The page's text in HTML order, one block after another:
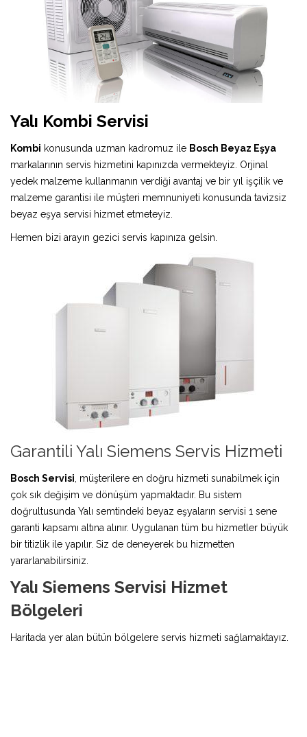
Yalı Kombi Servisi
Kombi konusunda uzman kadromuz ile Bosch Beyaz Eşya
markalarının servis hizmetini kapınızda vermekteyiz. Orjinal
yedek malzeme kullanmanın verdiği avantaj ve bir yıl işçilik ve
malzeme garantisi ile müşteri memnuniyeti konusunda tavizsiz
beyaz eşya servisi hizmet etmeteyiz.
Hemen bizi arayın gezici servis kapınıza gelsin.
Garantili Yalı Siemens Servis Hizmeti
Bosch Servisi , müşterilere en doğru hizmeti sunabilmek için
çok sık değişim ve dönüşüm yapmaktadır. Bu sistem
doğrultusunda Yalı semtindeki beyaz eşyaların servisi 1 sene
garanti kapsamı altına alınır. Uygulanan tüm bu hizmetler büyük
bir titizlik ile yapılır. Siz de deneyerek bu hizmetten
yararlanabilirsiniz.
Yalı Siemens Servisi Hizmet
Bölgeleri
Haritada yer alan bütün bölgelere servis hizmeti sağlamaktayız.